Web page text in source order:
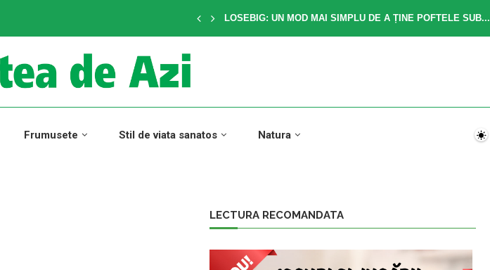
LOSEBIG: UN MOD MAI SIMPLU DE A ȚINE POFTELE SUB...
Frumusete Stil de viata sanatos Natura
LECTURA RECOMANDATA